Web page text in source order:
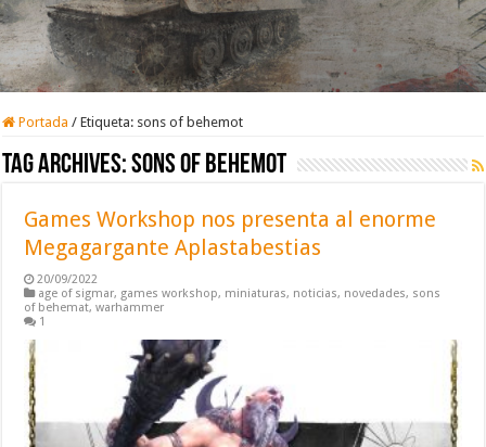
Portada / Etiqueta: sons of behemot
Tag Archives:sons of behemot
Games Workshop nos presenta al enorme
Megagargante Aplastabestias
20/09/2022
age of sigmar, games workshop, miniaturas, noticias, novedades, sons
of behemat,warhammer
1